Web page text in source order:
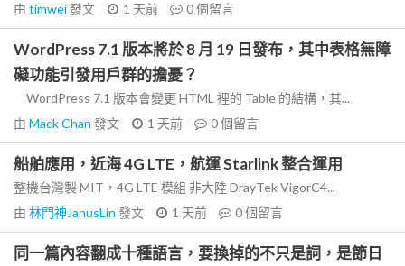
由 timwei發文 1 天前 0個留言
WordPress 7.1 版本將於 8 月 19 日發布，其中表格無障
礙功能引發用戶群的擔憂？
WordPress 7.1 版本會變更 HTML 裡的 Table 的結構，其...
由 Mack Chan 發文 1 天前 0個留言
船舶應用，近海 4G LTE，航運 Starlink 整合運用
整機台灣製 MIT，4G LTE 模組 非大陸 DrayTek VigorC4...
由 林門神JanusLin 發文 1 天前 0個留言
同一篇內容翻成十種語言，要換掉的不只是詞，是節日